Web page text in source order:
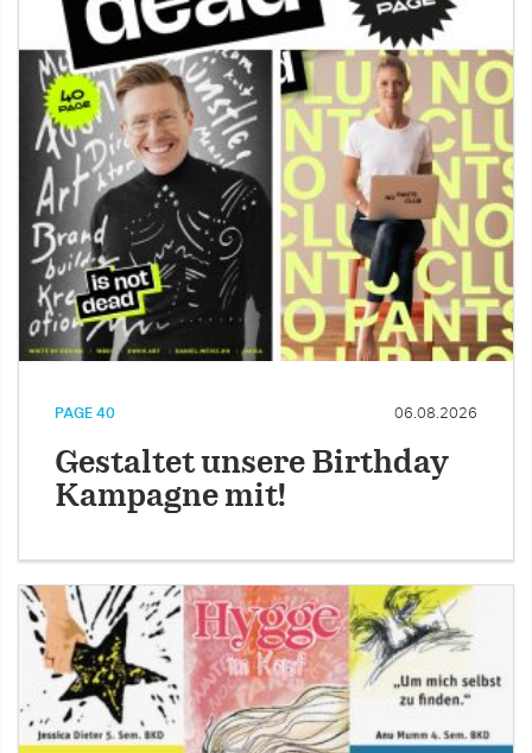
PAGE 40 06.08.2026
Gestaltet unsere Birthday
Kampagne mit!